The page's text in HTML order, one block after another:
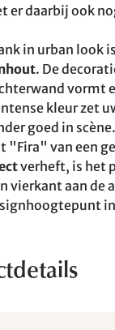
er daarbij ook
in urban look
. De
vormt
kleur zet
goed in
"Fira" van een
verheft, is het
vierkant aan de